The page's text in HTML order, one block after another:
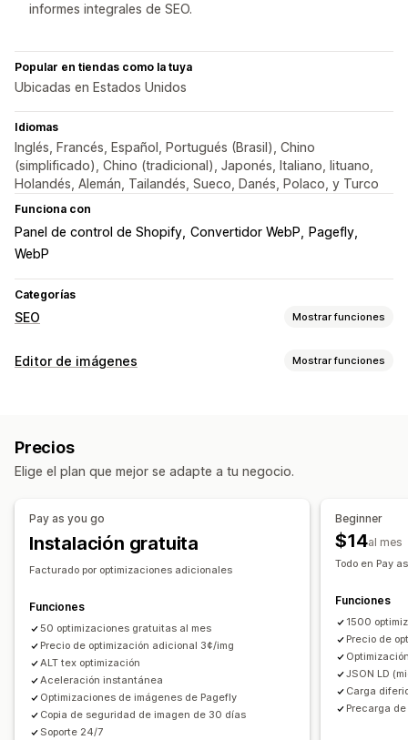
informes integrales de SEO.
Popular en tiendas como la tuya
Ubicadas en Estados Unidos
Idiomas
Inglés, Francés, Español, Portugués (Brasil), Chino
(simplificado), Chino (tradicional), Japonés, Italiano, lituano,
Holandés, Alemán, Tailandés, Sueco, Danés, Polaco, y Turco
Funciona con
Panel de control de Shopify Convertidor WebP
Pagefly
WebP
Categorías
SEO Mostrar funciones
Herramientas de SEO
Nombres de archivo
Redireccionamiento
Páginas de error Mapa del sitio
Fragmentos enriquecidos
Guiones
Edición masiva Generación de IA
Optimización de la imagen Optimización de la velocidad
Optimización de metadatos
Monitorear el rendimiento
Puntuación SEO Auditorías
Información útil y consejos
Informes y estadísticas
Análisis de la competencia
Editor de imágenes Mostrar funciones
Control de calidad
Generación de IA
Texto alternativo
Descargar
Subida de archivos
Precios
Elige el plan que mejor se adapte a tu negocio.
Pay as you go
Instalación gratuita
Facturado por optimizaciones adicionales
Funciones
50 optimizaciones gratuitas al mes
Precio de optimización adicional 3¢/img
ALT tex optimización
Aceleración instantánea
Optimizaciones de imágenes de Pagefly
Copia de seguridad de imagen de 30 días
Soporte 24/7
Beginner
$14al mes
Todo en Pay
Funciones
1500
Precio de
JSON LD
Carga
Precarga